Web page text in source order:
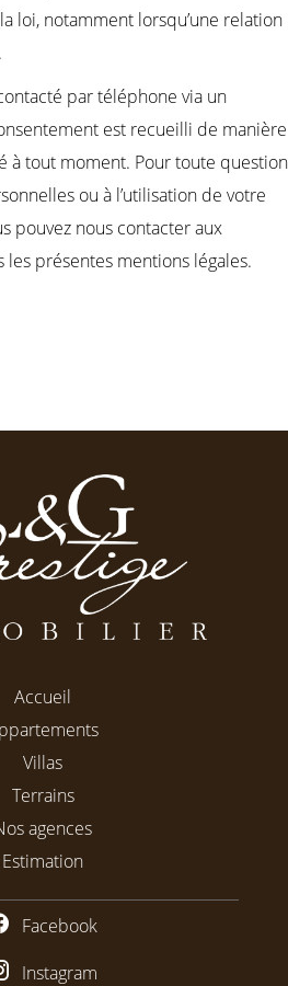
loi, notamment lorsqu’une relation
par téléphone via un
est recueilli de manière
à tout moment. Pour toute question
ou à l’utilisation de votre
pouvez nous contacter aux
présentes mentions légales.
Accueil
Villas
Terrains
agences
Estimation
Facebook
Instagram